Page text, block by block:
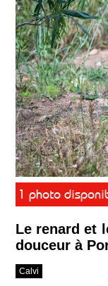
1 photo
Le renard et
douceur à
Calvi